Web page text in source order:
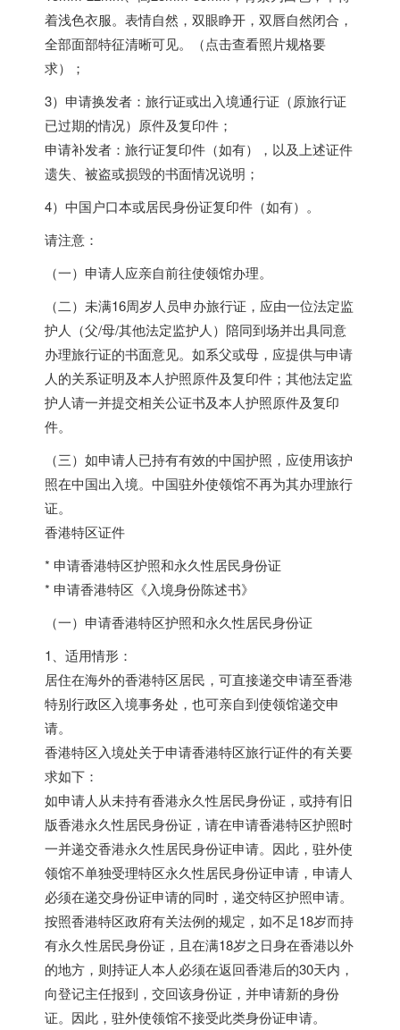
着浅色衣服。表情自然，双眼睁开，双唇自然闭合，
全部面部特征清晰可见。（点击查看照片规格要
求）；
3）申请换发者：旅行证或出入境通行证（原旅行证
已过期的情况）原件及复印件；
申请补发者：旅行证复印件（如有），以及上述证件
遗失、被盗或损毁的书面情况说明；
4）中国户口本或居民身份证复印件（如有）。
请注意：
（一）申请人应亲自前往使领馆办理。
（二）未满16周岁人员申办旅行证，应由一位法定监
护人（父/母/其他法定监护人）陪同到场并出具同意
办理旅行证的书面意见。如系父或母，应提供与申请
人的关系证明及本人护照原件及复印件；其他法定监
护人请一并提交相关公证书及本人护照原件及复印
件。
（三）如申请人已持有有效的中国护照，应使用该护
照在中国出入境。中国驻外使领馆不再为其办理旅行
证。
香港特区证件
* 申请香港特区护照和永久性居民身份证
* 申请香港特区《入境身份陈述书》
（一）申请香港特区护照和永久性居民身份证
1、适用情形：
居住在海外的香港特区居民，可直接递交申请至香港
特别行政区入境事务处，也可亲自到使领馆递交申
请。
香港特区入境处关于申请香港特区旅行证件的有关要
求如下：
如申请人从未持有香港永久性居民身份证，或持有旧
版香港永久性居民身份证，请在申请香港特区护照时
一并递交香港永久性居民身份证申请。因此，驻外使
领馆不单独受理特区永久性居民身份证申请，申请人
必须在递交身份证申请的同时，递交特区护照申请。
按照香港特区政府有关法例的规定，如不足18岁而持
有永久性居民身份证，且在满18岁之日身在香港以外
的地方，则持证人本人必须在返回香港后的30天内，
向登记主任报到，交回该身份证，并申请新的身份
证。因此，驻外使领馆不接受此类身份证申请。